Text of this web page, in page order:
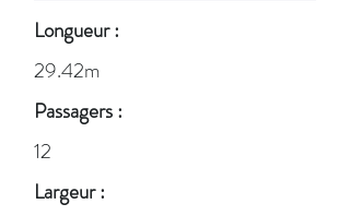
Longueur :
29.42m
Passagers :
12
Largeur :